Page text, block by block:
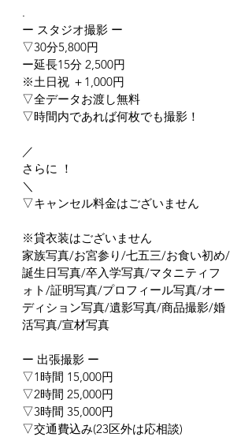
.
ー スタジオ撮影 ー
▽30分5,800円
ー延長15分 2,500円
※土日祝 ＋1,000円
▽全データお渡し無料
▽時間内であれば何枚でも撮影！
／
さらに ！
＼
▽キャンセル料金はございません
※貸衣装はございません
家族写真/お宮参り/七五三/お食い初め/
誕生日写真/卒入学写真/マタニティフ
ォト/証明写真/プロフィール写真/オー
ディション写真/遺影写真/商品撮影/婚
活写真/宣材写真
ー 出張撮影 ー
▽1時間 15,000円
▽2時間 25,000円
▽3時間 35,000円
▽交通費込み(23区外は応相談)